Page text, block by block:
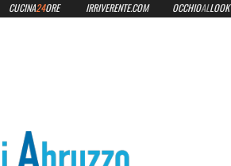
CUCINA24ORE IRRIVERENTE.COM OCCHIOALLOOK